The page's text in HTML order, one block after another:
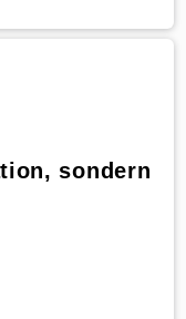
sondern